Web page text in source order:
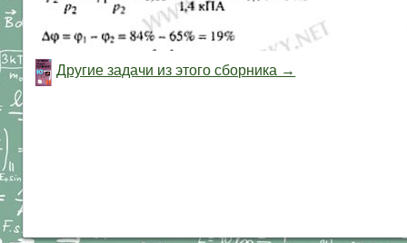
Другие задачи из этого сборника →